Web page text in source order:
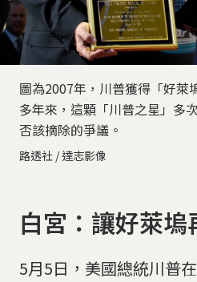
圖為2007年，川普獲得「好萊
多年來，這顆「川普之星」多
否該摘除的爭議。
路透社 / 達志影像
白宮：讓好萊塢
5月5日，美國總統川普